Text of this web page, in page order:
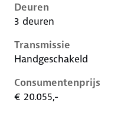
Deuren
3 deuren
Transmissie
Handgeschakeld
Consumentenprijs
€ 20.055,-